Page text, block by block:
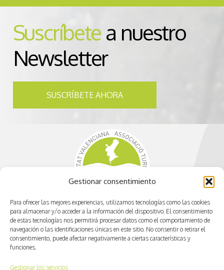
Gestionar consentimiento
Para ofrecer las mejores experiencias, utilizamos tecnologías como las cookies
para almacenar y/o acceder a la información del dispositivo. El consentimiento
de estas tecnologías nos permitirá procesar datos como el comportamiento de
navegación o las identificaciones únicas en este sitio. No consentir o retirar el
consentimiento, puede afectar negativamente a ciertas características y
funciones.
Gestionar los servicios
Suscríbete a nuestro
Newsletter
SUSCRÍBETE AHORA